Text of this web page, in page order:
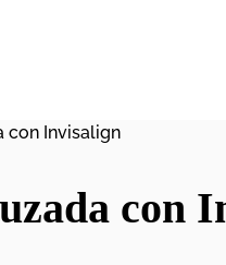
con Invisalign
con